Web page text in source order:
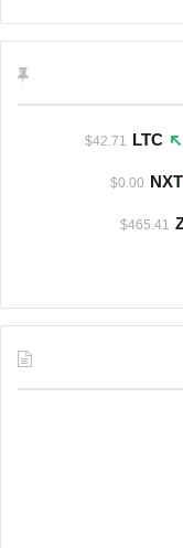
LTC
$42.71
NXT
$0.00
$465.41